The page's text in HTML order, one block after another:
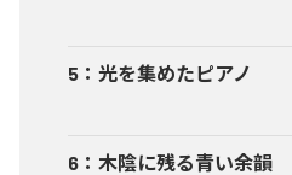
5 ： 光を集めたピアノ
6 ： 木陰に残る青い余韻